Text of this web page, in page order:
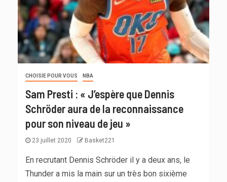
CHOISIE POUR VOUS NBA
Sam Presti : « J’espère que Dennis
Schröder aura de la reconnaissance
pour son niveau de jeu »
23 juillet 2020 Basket221
En recrutant Dennis Schröder il y a deux ans, le
Thunder a mis la main sur un très bon sixième